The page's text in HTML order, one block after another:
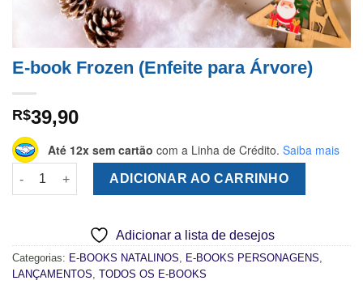
E-book Frozen (Enfeite para Árvore)
R$39,90
Até 12x sem cartão com a Linha de Crédito. Saiba mais
E-book Frozen (Enfeite para Árvore) quantidade
ADICIONAR AO CARRINHO
Adicionar a lista de desejos
Categorias: E-BOOKS NATALINOS E-BOOKS PERSONAGENS
LANÇAMENTOS TODOS OS E-BOOKS